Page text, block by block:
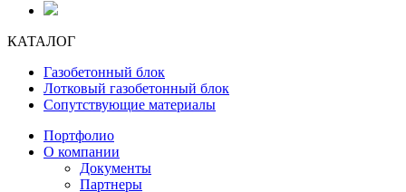
КАТАЛОГ
Газобетонный блок
Лотковый газобетонный блок
Сопутствующие материалы
Портфолио
О компании
Документы
Партнеры